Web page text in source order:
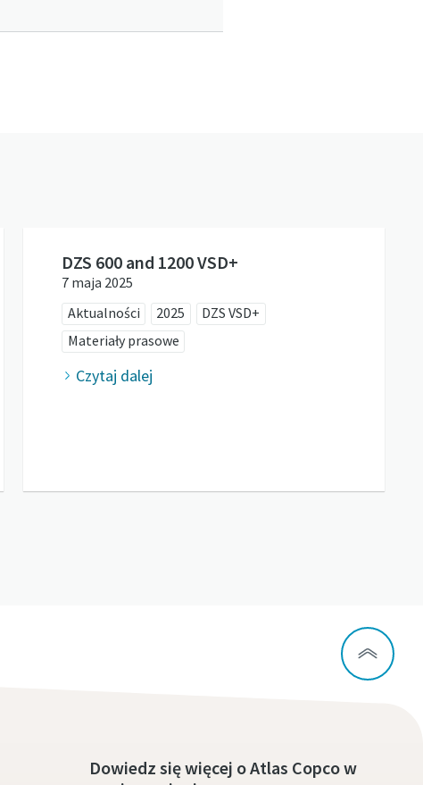
DZS 600 and 1200 VSD+
7 maja 2025
Aktualności
2025
DZS VSD+
Materiały prasowe
Czytaj dalej
Dowiedz się więcej o Atlas Copco w